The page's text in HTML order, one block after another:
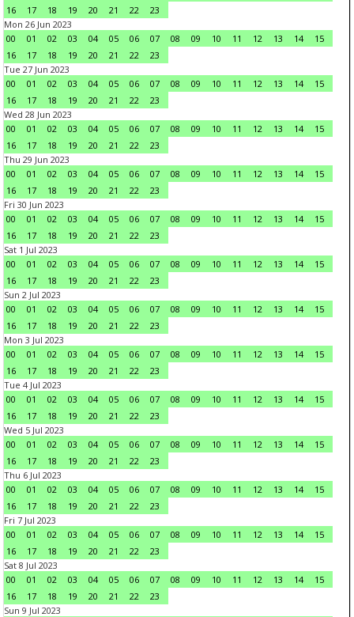
16
17 18 19 20 21 22
23
Mon 26 Jun 2023
00
01 02 03 04 05 06 07 08 09 10 11 12 13 14
15
16
17 18 19 20 21 22
23
Tue 27 Jun 2023
00
01 02 03 04 05 06 07 08 09 10 11 12 13 14
15
16
17 18 19 20 21 22
23
Wed 28 Jun 2023
00
01 02 03 04 05 06 07 08 09 10 11 12 13 14
15
16
17 18 19 20 21 22
23
Thu 29 Jun 2023
00
01 02 03 04 05 06 07 08 09 10 11 12 13 14
15
16
17 18 19 20 21 22
23
Fri 30 Jun 2023
00
01 02 03 04 05 06 07 08 09 10 11 12 13 14
15
16
17 18 19 20 21 22
23
Sat 1 Jul 2023
00
01 02 03 04 05 06 07 08 09 10 11 12 13 14
15
16
17 18 19 20 21 22
23
Sun 2 Jul 2023
00
01 02 03 04 05 06 07 08 09 10 11 12 13 14
15
16
17 18 19 20 21 22
23
Mon 3 Jul 2023
00
01 02 03 04 05 06 07 08 09 10 11 12 13 14
15
16
17 18 19 20 21 22
23
Tue 4 Jul 2023
00
01 02 03 04 05 06 07 08 09 10 11 12 13 14
15
16
17 18 19 20 21 22
23
Wed 5 Jul 2023
00
01 02 03 04 05 06 07 08 09 10 11 12 13 14
15
16
17 18 19 20 21 22
23
Thu 6 Jul 2023
00
01 02 03 04 05 06 07 08 09 10 11 12 13 14
15
16
17 18 19 20 21 22
23
Fri 7 Jul 2023
00
01 02 03 04 05 06 07 08 09 10 11 12 13 14
15
16
17 18 19 20 21 22
23
Sat 8 Jul 2023
00
01 02 03 04 05 06 07 08 09 10 11 12 13 14
15
16
17 18 19 20 21 22
23
Sun 9 Jul 2023